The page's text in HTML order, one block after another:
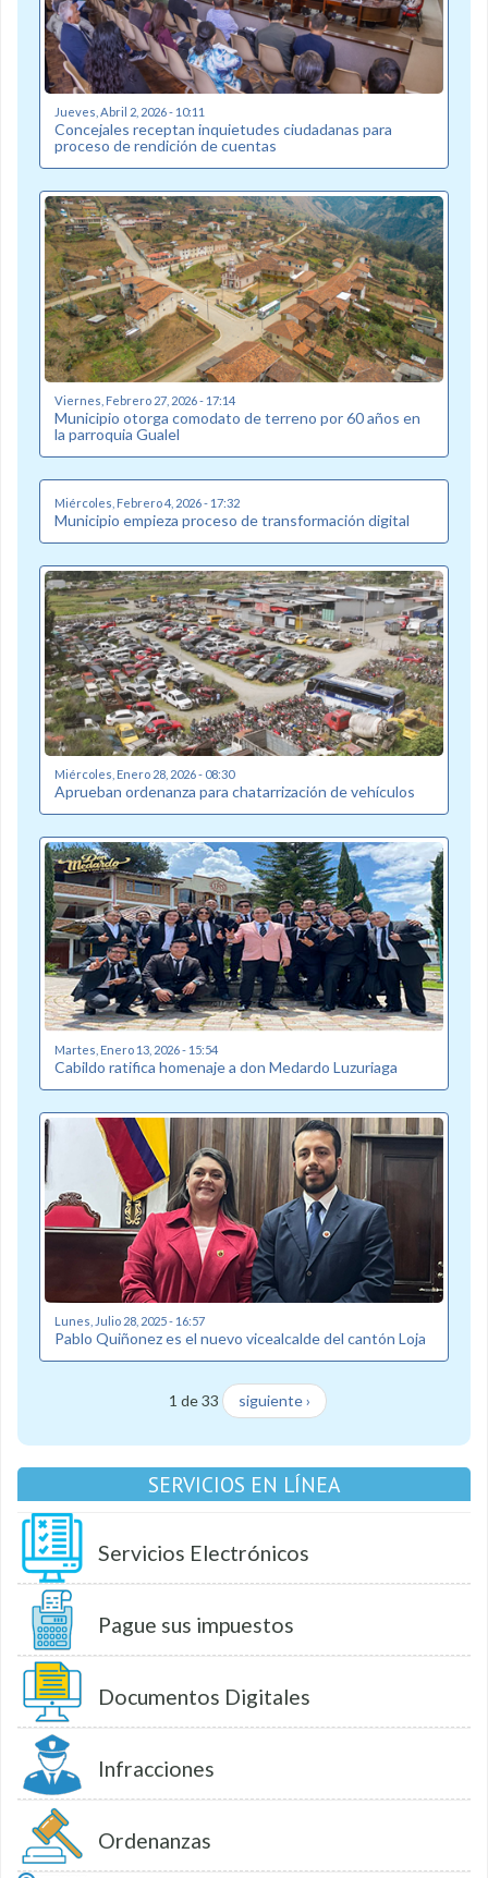
Jueves, Abril 2, 2026 - 10:11
Concejales receptan inquietudes ciudadanas para
proceso de rendición de cuentas
Viernes, Febrero 27, 2026 - 17:14
Municipio otorga comodato de terreno por 60 años en
la parroquia Gualel
Miércoles, Febrero 4, 2026 - 17:32
Municipio empieza proceso de transformación digital
Miércoles, Enero 28, 2026 - 08:30
Aprueban ordenanza para chatarrización de vehículos
Martes, Enero 13, 2026 - 15:54
Cabildo ratifica homenaje a don Medardo Luzuriaga
Lunes, Julio 28, 2025 - 16:57
Pablo Quiñonez es el nuevo vicealcalde del cantón Loja
1 de 33 siguiente ›
SERVICIOS EN LÍNEA
Servicios Electrónicos
Pague sus impuestos
Documentos Digitales
Infracciones
Ordenanzas